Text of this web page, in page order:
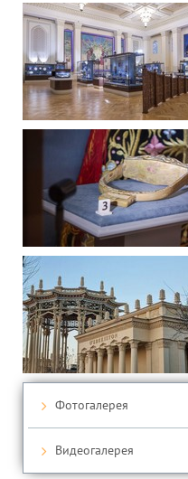
Фотогалерея
Видеогалерея